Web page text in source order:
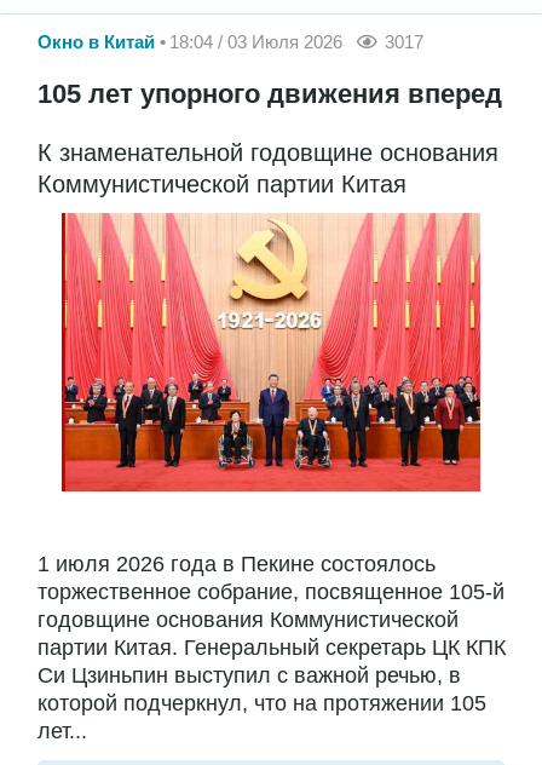
Окно в Китай 18:04 / 03 Июля 2026 3017
105 лет упорного движения вперед
К знаменательной годовщине основания
Коммунистической партии Китая
1 июля 2026 года в Пекине состоялось
торжественное собрание, посвященное 105-й
годовщине основания Коммунистической
партии Китая. Генеральный секретарь ЦК КПК
Си Цзиньпин выступил с важной речью, в
которой подчеркнул, что на протяжении 105
лет...